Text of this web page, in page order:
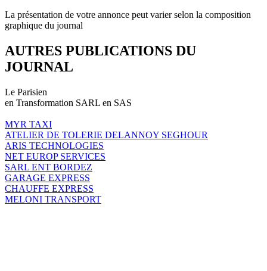
La présentation de votre annonce peut varier selon la composition
graphique du journal
AUTRES PUBLICATIONS DU
JOURNAL
Le Parisien
en Transformation SARL en SAS
MYR TAXI
ATELIER DE TOLERIE DELANNOY SEGHOUR
ARIS TECHNOLOGIES
NET EUROP SERVICES
SARL ENT BORDEZ
GARAGE EXPRESS
CHAUFFE EXPRESS
MELONI TRANSPORT